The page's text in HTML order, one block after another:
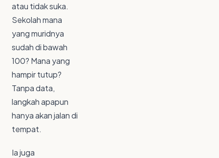
atau tidak suka.
Sekolah mana
yang muridnya
sudah di bawah
100? Mana yang
hampir tutup?
Tanpa data,
langkah apapun
hanya akan jalan di
tempat.
Ia juga